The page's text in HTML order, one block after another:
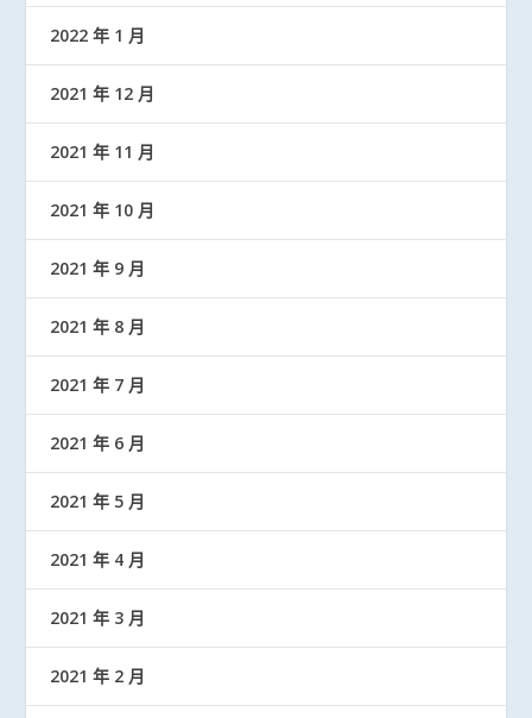
2022 年 1 月
2021 年 12 月
2021 年 11 月
2021 年 10 月
2021 年 9 月
2021 年 8 月
2021 年 7 月
2021 年 6 月
2021 年 5 月
2021 年 4 月
2021 年 3 月
2021 年 2 月